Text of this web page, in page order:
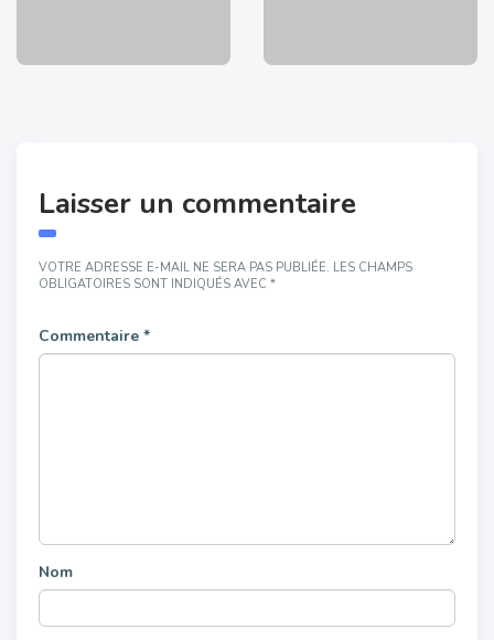
Laisser un commentaire
VOTRE ADRESSE E-MAIL NE SERA PAS PUBLIÉE. LES CHAMPS
OBLIGATOIRES SONT INDIQUÉS AVEC *
Commentaire *
Nom